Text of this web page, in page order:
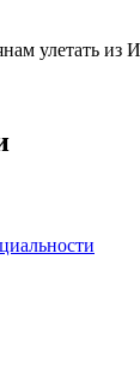
улетать из